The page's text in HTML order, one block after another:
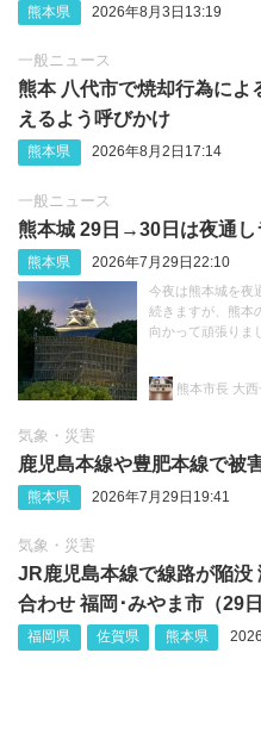
熊本県 2026年8月3日13:19
一般ニュース
熊本 八代市で焼却行為によ
えるよう呼びかけ
熊本県 2026年8月2日17:14
一般ニュース
熊本城 29日→30日は夜通し
熊本県 2026年7月29日22:10
今夜は熊本城を夜
続きますが、熊本
向かって頑張りま
熊本市長 大西
気象・災害
鹿児島本線や豊肥本線で被
熊本県 2026年7月29日19:41
気象・災害
JR鹿児島本線で線路が陥没
合わせ 福岡･みやま市（29
福岡県 佐賀県 熊本県